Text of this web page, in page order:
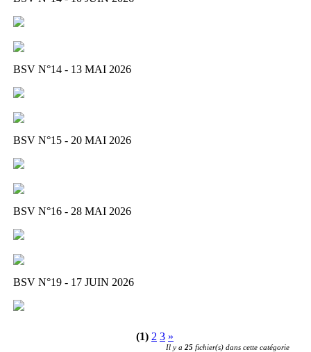
BSV N°14 - 13 MAI 2026
BSV N°15 - 20 MAI 2026
BSV N°16 - 28 MAI 2026
BSV N°19 - 17 JUIN 2026
(1) 2 3 »
Il y a 25 fichier(s) dans cette catégorie